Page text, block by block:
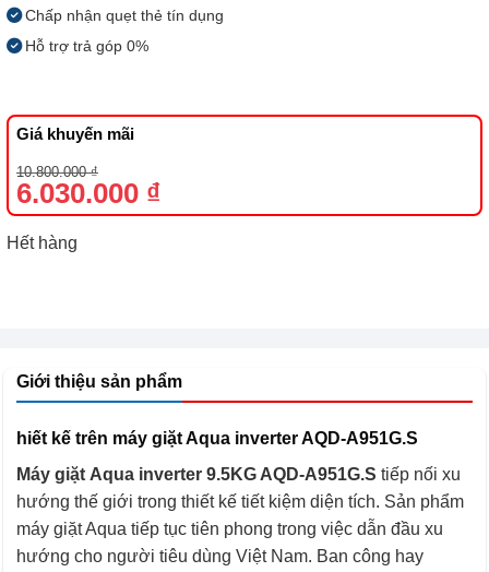
Chấp nhận quẹt thẻ tín dụng
Hỗ trợ trả góp 0%
Giá khuyến mãi
10.800.000₫
Giá
gốc
là:
6.030.000 ₫
Giá
hiện
tại
6.030.000 ₫.
Hết hàng
Giới thiệu sản phẩm
hiết kế trên máy giặt Aqua inverter AQD-A951G.S
Máy giặt Aqua inverter 9.5KG AQD-A951G.S tiếp nối xu
hướng thế giới trong thiết kế tiết kiệm diện tích. Sản phẩm
máy giặt Aqua tiếp tục tiên phong trong việc dẫn đầu xu
hướng cho người tiêu dùng Việt Nam. Ban công hay